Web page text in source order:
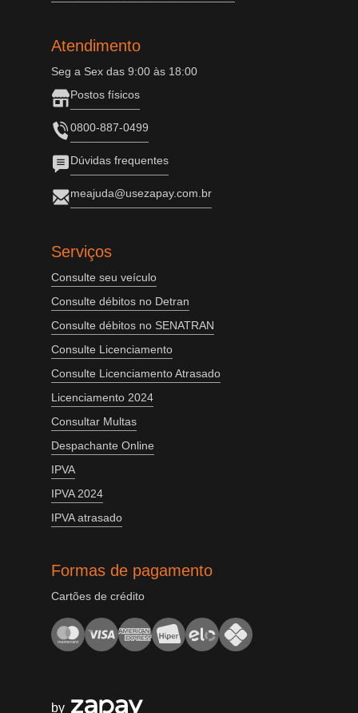
Atendimento
Seg a Sex das 9:00 às 18:00
Postos físicos
0800-887-0499
Dúvidas frequentes
meajuda@usezapay.com.br
Serviços
Consulte seu veículo
Consulte débitos no Detran
Consulte débitos no SENATRAN
Consulte Licenciamento
Consulte Licenciamento Atrasado
Licenciamento 2024
Consultar Multas
Despachante Online
IPVA
IPVA 2024
IPVA atrasado
Formas de pagamento
Cartões de crédito
by